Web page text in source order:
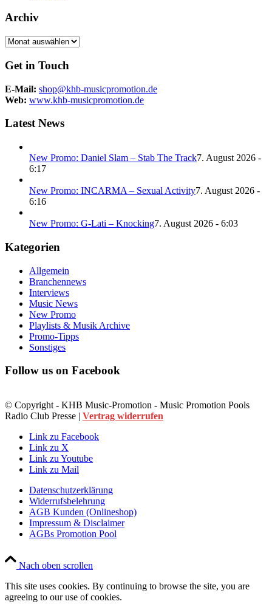
Archiv
Archiv
Get in Touch
E-Mail: shop@khb-musicpromotion.de
Web: www.khb-musicpromotion.de
Latest News
New Promo: Daniel Slam – Stab The Track7. August 2026 -
6:17
New Promo: INCARMA – Sexual Activity7. August 2026 -
6:16
New Promo: G-Lati – Knocking7. August 2026 - 6:03
Kategorien
Allgemein
Branchennews
Interviews
Music News
New Promo
Playlists & Musik Archive
Promo-Tipps
Sonstiges
Follow us on Facebook
© Copyright - KHB Music-Promotion - Music Promotion Pools
Radio Club Presse | Vertrag widerrufen
Link zu Facebook
Link zu X
Link zu Youtube
Link zu Mail
Datenschutzerklärung
Widerrufsbelehrung
AGB Kunden (Onlineshop)
Impressum & Disclaimer
AGBs Promotion Pool
Nach oben scrollen
This site uses cookies. By continuing to browse the site, you are
agreeing to our use of cookies.